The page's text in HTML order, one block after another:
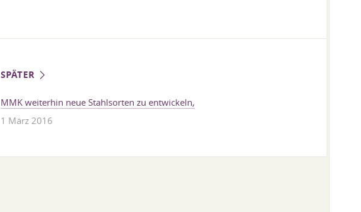
SPÄTER
MMK weiterhin neue Stahlsorten zu entwickeln,
1 März 2016